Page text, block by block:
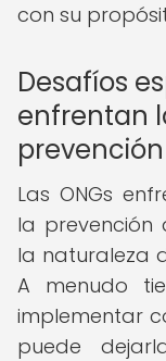
con su
Desafíos
enfrentan
Las ONGs
la
la naturaleza
A menudo
implementar
puede